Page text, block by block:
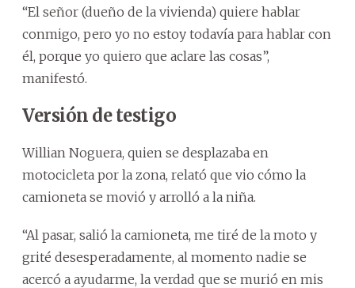
“El señor (dueño de la vivienda) quiere hablar
conmigo, pero yo no estoy todavía para hablar con
él, porque yo quiero que aclare las cosas”,
manifestó.
Versión de testigo
Willian Noguera, quien se desplazaba en
motocicleta por la zona, relató que vio cómo la
camioneta se movió y arrolló a la niña.
“Al pasar, salió la camioneta, me tiré de la moto y
grité desesperadamente, al momento nadie se
acercó a ayudarme, la verdad que se murió en mis